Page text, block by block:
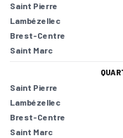
Saint Pierre
Lambézellec
Brest-Centre
Saint Marc
Saint Pierre
Lambézellec
Brest-Centre
Saint Marc